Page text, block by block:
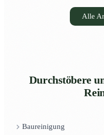
Alle
Durchstöbere
Baureinigung